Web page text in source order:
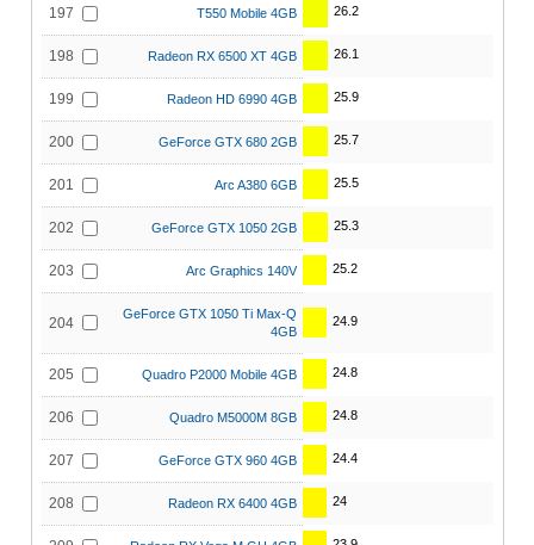
197 T550 Mobile 4GB 26.2
198 Radeon RX 6500 XT 4GB 26.1
199 Radeon HD 6990 4GB 25.9
200 GeForce GTX 680 2GB 25.7
201 Arc A380 6GB 25.5
202 GeForce GTX 1050 2GB 25.3
203 Arc Graphics 140V 25.2
204
GeForce GTX 1050 Ti Max-Q
4GB
24.9
205 Quadro P2000 Mobile 4GB 24.8
206 Quadro M5000M 8GB 24.8
207 GeForce GTX 960 4GB 24.4
208 Radeon RX 6400 4GB 24